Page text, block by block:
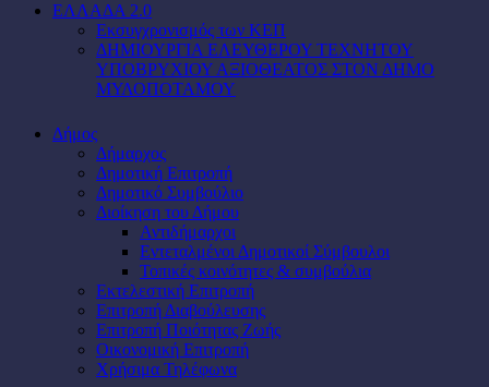
ΕΛΛΑΔΑ 2.0
Εκσυγχρονισμός των ΚΕΠ
ΔΗΜΙΟΥΡΓΙΑ ΕΛΕΥΘΕΡΟΥ ΤΕΧΝΗΤΟΥ
ΥΠΟΒΡΥΧΙΟΥ ΑΞΙΟΘΕΑΤΟΣ ΣΤΟΝ ΔΗΜΟ
ΜΥΛΟΠΟΤΑΜΟΥ
Δήμος
Δήμαρχος
Δημοτική Επιτροπή
Δημοτικό Συμβούλιο
Διοίκηση του Δήμου
Αντιδήμαρχοι
Εντεταλμένοι Δημοτικοί Σύμβουλοι
Τοπικές κοινότητες & συμβούλια
Εκτελεστική Επιτροπή
Επιτροπή Διαβούλευσης
Επιτροπή Ποιότητας Ζωής
Οικονομική Επιτροπή
Χρήσιμα Τηλέφωνα